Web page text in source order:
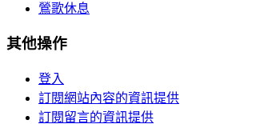
鶯歌休息
其他操作
登入
訂閱網站內容的資訊提供
訂閱留言的資訊提供